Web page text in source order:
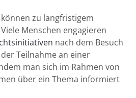
zu langfristigem
Menschen engagieren
nach dem Besuch
Teilnahme an einer
man sich im Rahmen von
über ein Thema informiert